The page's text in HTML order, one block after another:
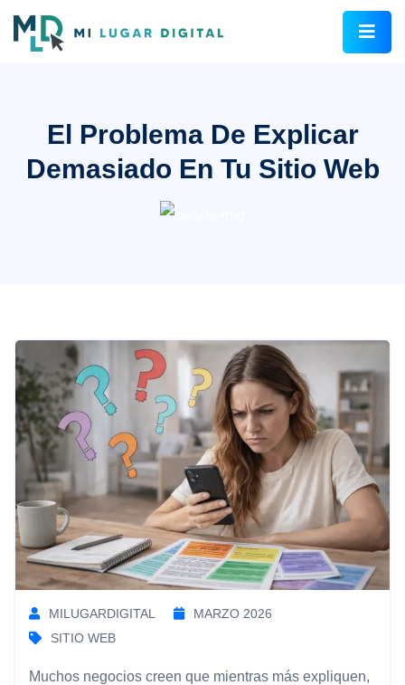
El Problema De Explicar
Demasiado En Tu Sitio Web
MILUGARDIGITAL
MARZO 2026
SITIO WEB
Muchos negocios creen que mientras más expliquen,